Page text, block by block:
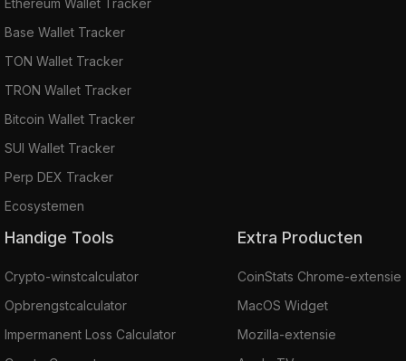
Base Wallet Tracker
TON Wallet Tracker
TRON Wallet Tracker
Bitcoin Wallet Tracker
SUI Wallet Tracker
Perp DEX Tracker
Ecosystemen
Handige Tools
Crypto-winstcalculator
Opbrengstcalculator
Impermanent Loss Calculator
Extra Producten
CoinStats Chrome-extensie
MacOS Widget
Mozilla-extensie